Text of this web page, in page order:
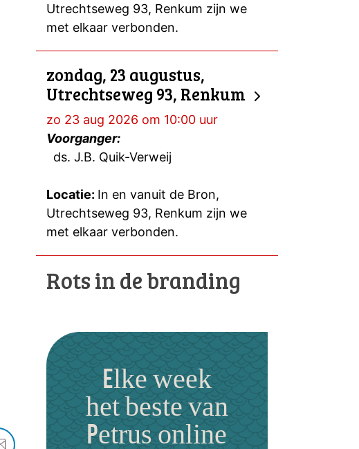
Utrechtseweg 93, Renkum zijn we
met elkaar verbonden.
zondag, 23 augustus,
Utrechtseweg 93, Renkum
zo 23 aug 2026 om 10:00 uur
Voorganger:
ds. J.B. Quik-Verweij
Locatie: In en vanuit de Bron,
Utrechtseweg 93, Renkum zijn we
met elkaar verbonden.
Rots in de branding
Elke week
het beste van
Petrus online